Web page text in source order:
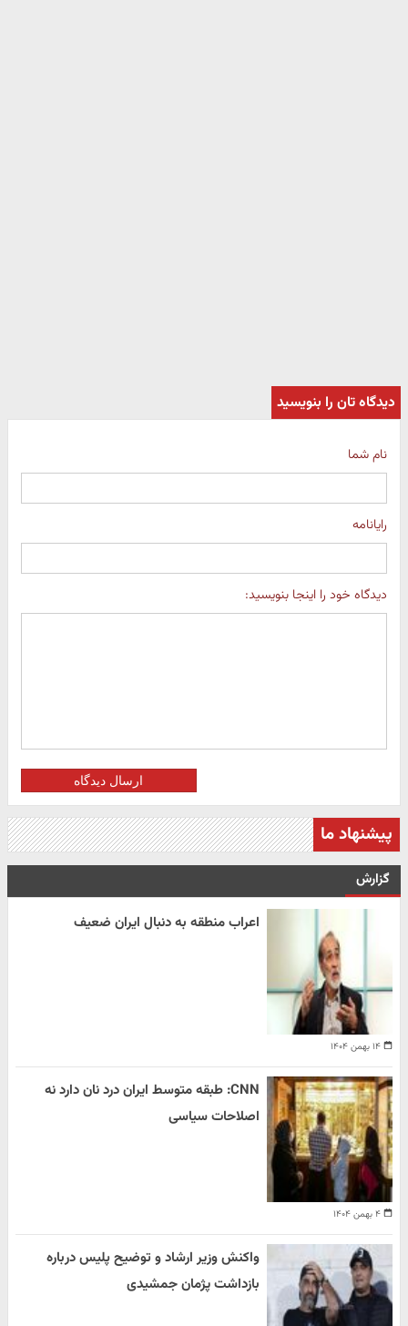
دیدگاه تان را بنویسید
نام شما
رایانامه
دیدگاه خود را اینجا بنویسید:
ارسال دیدگاه
پیشنهاد ما
گزارش
۱۴ بهمن ۱۴۰۴
اعراب منطقه به دنبال ایران ضعیف
۴ بهمن ۱۴۰۴
CNN: طبقه متوسط ایران درد نان دارد نه
اصلاحات سیاسی
واکنش وزیر ارشاد و توضیح پلیس درباره
بازداشت پژمان جمشیدی